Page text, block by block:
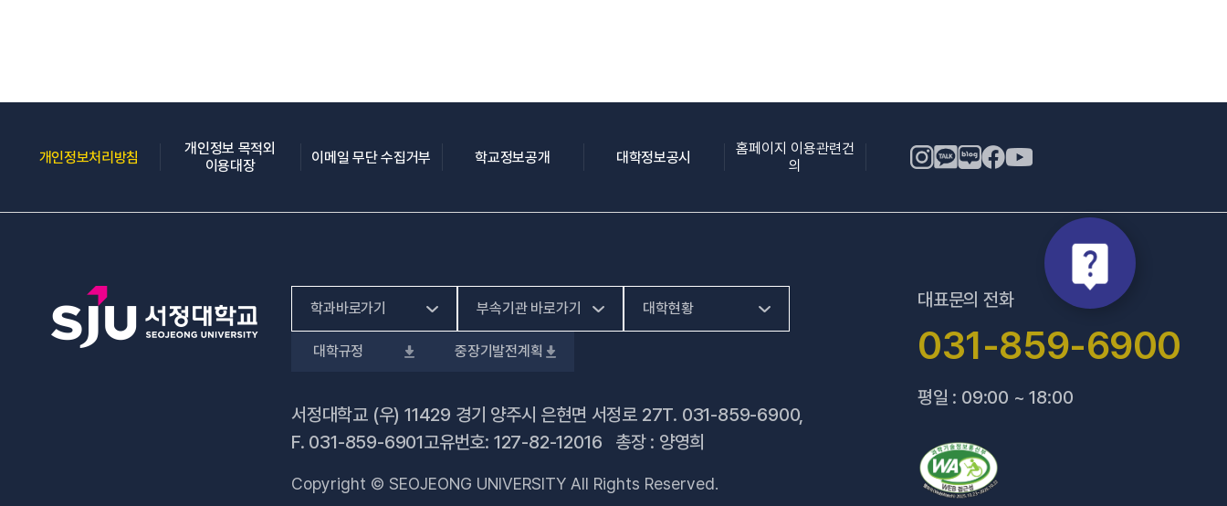
개인정보처리방침 (새 창 열림)개인정보 목적외
이용대장(새 창 열림)이메일 무단 수집거부(새 창 열림)학교정보공개(새 창 열림) 대학정보공시 (새 창 열림)홈페이지 이용관련건
의
학과바로가기
인문사회계열
공학계열
전문기술석사
부속기관 바로가기
HiVE센터(새 창 열림)
리지원센터 (새 창 열림)
대학현황
업무추진비 사용내역
법정위원회 회의록
대학규정 중장기발전계획
서정대학교 (우) 11429 경기 양주시 은현면 서정로 27T. 031-859-6900,
F. 031-859-6901고유번호: 127-82-12016 총장 : 양영희
Copyright © SEOJEONG UNIVERSITY All Rights Reserved.
대표문의 전화
031-859-6900
평일 : 09:00 ~ 18:00